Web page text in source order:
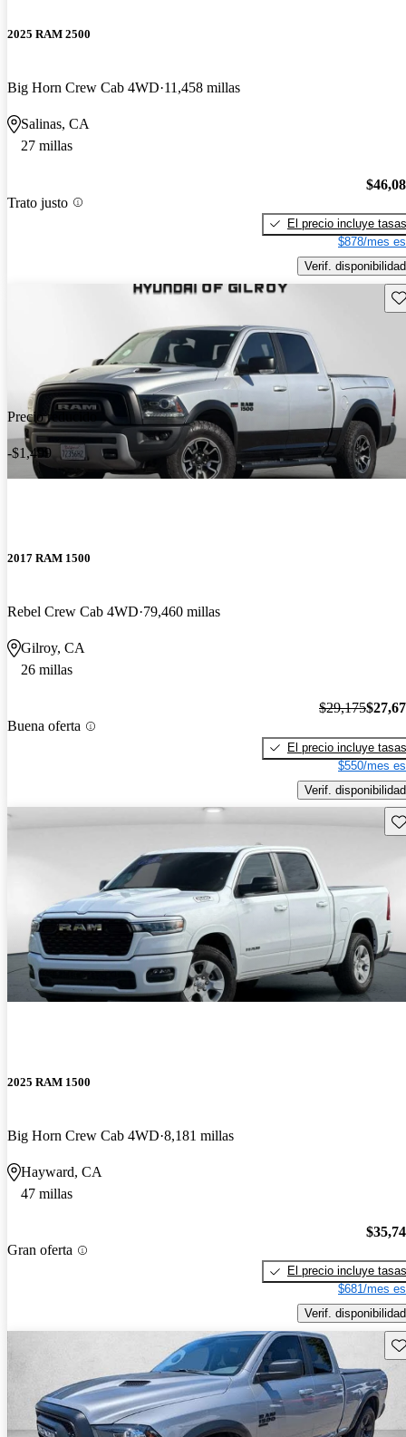
2025 RAM 2500
Big Horn Crew Cab 4WD 11,458 millas
Salinas, CA
27 millas
Trato justo
El precio incluye tasas
$878/mes
Verif. disponibilidad
Precio reducido
-$1,499
2017 RAM 1500
Rebel Crew Cab 4WD 79,460 millas
Gilroy, CA
26 millas
Buena oferta
$29,175
El precio incluye tasas
$550/mes
Verif. disponibilidad
2025 RAM 1500
Big Horn Crew Cab 4WD 8,181 millas
Hayward, CA
47 millas
Gran oferta
El precio incluye tasas
$681/mes
Verif. disponibilidad